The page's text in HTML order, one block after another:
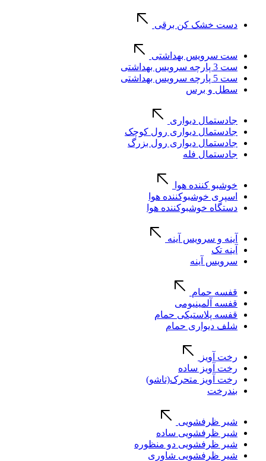
دست خشک کن برقی
ست سرویس بهداشتی
ست 3 پارچه سرویس بهداشتی
ست 5 پارچه سرویس بهداشتی
سطل و برس
جادستمال دیواری
جادستمال دیواری رول کوچک
جادستمال دیواری رول بزرگ
جادستمال فله
خوشبو کننده هوا
اسپری خوشبوکننده هوا
دستگاه خوشبوکننده هوا
آینه و سرویس آینه
آینه تک
سرویس آینه
قفسه حمام
قفسه آلمینیومی
قفسه پلاستیکی حمام
شلف دیواری حمام
رخت آویز
رخت آویز ساده
رخت آویز متحرک(تاشو)
بندرخت
شیر ظرفشویی
شیر ظرفشویی ساده
شیر ظرفشویی دو منظوره
شیر ظرفشویی شاوری